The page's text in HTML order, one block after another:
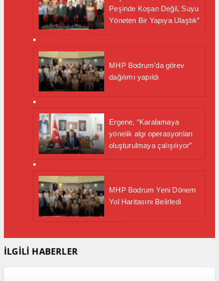
Peşinde Koşan Değil, Suyu
Yöneten Bir Yapıya Ulaştık”
MHP Bodrum’da görev
dağılımı yapıldı
Ergene, “Karalamaya
yönelik algı operasyonları
oluşturulmaya çalışılıyor”
MHP Bodrum Yeni Dönem
Yol Haritasını Belirledi
İLGİLİ HABERLER